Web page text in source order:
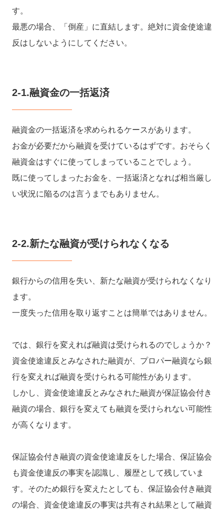
す。
最悪の場合、「倒産」に直結します。絶対に資金使途違
反はしないようにしてください。
2-1.融資金の一括返済
融資金の一括返済を求められるケースがあります。
お金が必要だから融資を受けているはずです。おそらく
融資金はすぐに使ってしまっていることでしょう。
既に使ってしまったお金を、一括返済となれば相当厳し
い状況に陥るのは言うまでもありません。
2-2.新たな融資が受けられなくなる
銀行からの信用を失い、新たな融資が受けられなくなり
ます。
一度失った信用を取り返すことは簡単ではありません。
では、銀行を変えれば融資は受けられるのでしょうか？
資金使途違反とみなされた融資が、プロパー融資なら銀
行を変えれば融資を受けられる可能性があります。
しかし、資金使途違反とみなされた融資が保証協会付き
融資の場合、銀行を変えても融資を受けられない可能性
が高くなります。
保証協会付き融資の資金使途違反をした場合、保証協会
も資金使違反の事実を認識し、履歴として残していま
す。そのため銀行を変えたとしても、保証協会付き融資
の場合、資金使途違反の事実は共有され結果として融資